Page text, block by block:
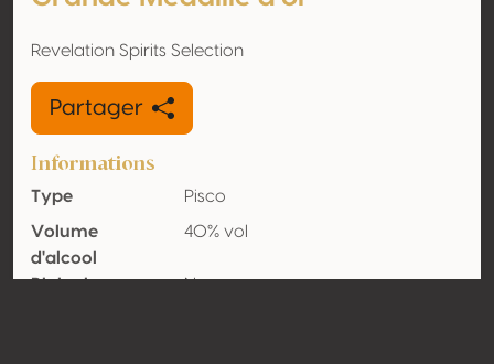
Revelation Spirits Selection
Partager
Informations
Type
Pisco
Volume
d'alcool
40% vol
Biologique
Non